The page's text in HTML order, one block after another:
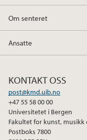
Om senteret
Ansatte
KONTAKT OSS
post@kmd.uib.no
+47 55 58 00 00
Universitetet i Bergen
Fakultet for kunst, musikk
Postboks 7800